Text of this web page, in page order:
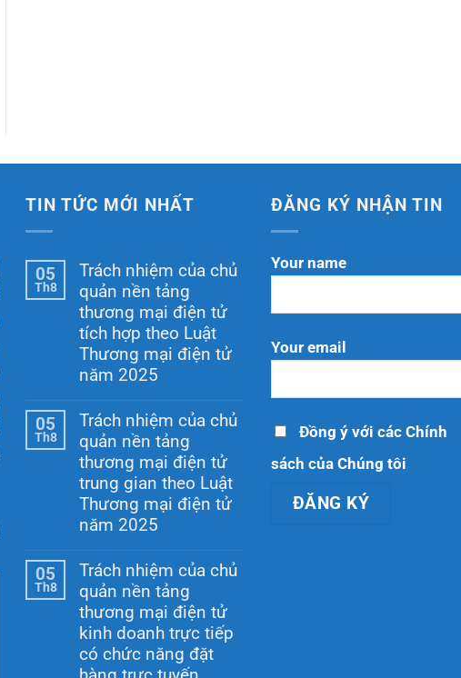
TIN TỨC MỚI NHẤT
05
Th8
Trách nhiệm của chủ
quản nền tảng
thương mại điện tử
tích hợp theo Luật
Thương mại điện tử
năm 2025
có
bình
luận
ở
Trách
nhiệm
của
chủ
quản
thương
mại
điện
tử
tích
hợp
theo
Luật
05
Th8
Trách nhiệm của chủ
quản nền tảng
thương mại điện tử
trung gian theo Luật
Thương mại điện tử
năm 2025
có
bình
luận
ở
Trách
nhiệm
của
chủ
05
Th8
Trách nhiệm của chủ
quản nền tảng
thương mại điện tử
kinh doanh trực tiếp
có chức năng đặt
ĐĂNG KÝ NHẬN TIN
Your name
Your email
Đồng ý với các Chính
sách của Chúng tôi